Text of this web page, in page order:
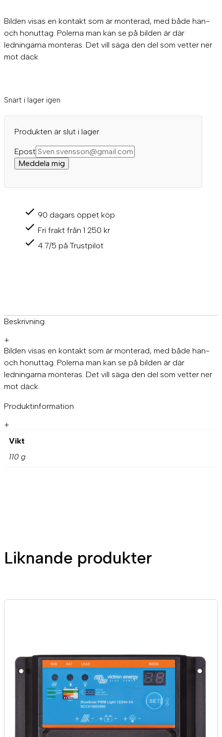
Bilden visas en kontakt som är monterad, med både han-
och honuttag. Polerna man kan se på bilden är där
ledningarna monteras. Det vill säga den del som vetter ner
mot däck.
Snart i lager igen
Produkten är slut i lager
Epost
Meddela mig
90 dagars öppet köp
Fri frakt från 1 250 kr
4.7/5 på Trustpilot
Beskrivning
+
Bilden visas en kontakt som är monterad, med både han-
och honuttag. Polerna man kan se på bilden är där
ledningarna monteras. Det vill säga den del som vetter ner
mot däck.
Produktinformation
+
Vikt
110 g
Liknande produkter